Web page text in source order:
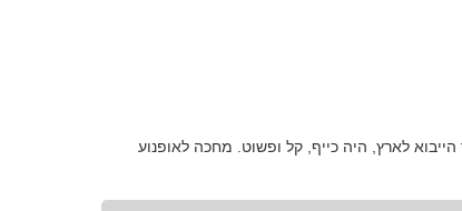
לארץ, היה כייף, קל ופשוט. מחכה לאופנוע